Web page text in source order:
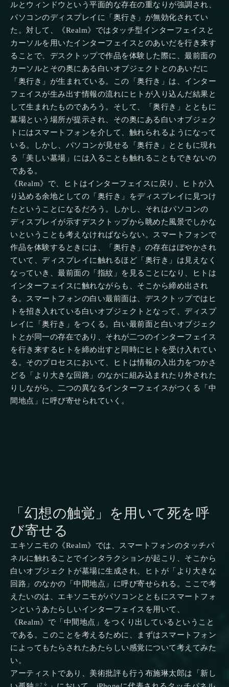
ルとウィンドウという平面的な存在の重なりが強調され、
パソコンのディスプレイに「奥行き」が無効化されてい
た。対して、《Realm》ではタッチ型インターフェイスと
カーソルを用いたインターフェイスとのあいだを行き来す
ることで、デスクトップで作品を体験した際に、最前面の
カーソルとその奥にある白いオブジェクトとのあいだに
「奥行き」が生まれている。この「奥行き」は、インター
フェイスが生み出す情報の流れにヒトが入り込んだ結果と
して生まれたものであろう。そして、「奥行き」とともに
墓場という場所が提示され、その奥にある白いオブジェク
トにはスマートフォンを介して、触れられるようになって
いる。しかし、パソコンが見せる「奥行き」とともに現れ
る「美しい墓場」には入ることも触れることもできないの
である。
《Realm》で、ヒトはインターフェイスに戻り、ヒトが入
り込める余地としての「奥行き」をディスプレイに見つけ
たということになるだろう。しかし、それはパソコンの
ディスプレイが示すデスクトップから眺めた風景でしかな
いということも考えなければならない。スマートフォンで
作品を体験するときには、「奥行き」の存在はぼやかされ
ていて、ディスプレイに触れるほど「奥行き」は見えなく
なっていき、最前面の「指紋」を見ることになり、ヒトは
インターフェイスに触れながらも、そこから締め出され
る。スマートフォンの白い最前面は、デスクトップではヒ
トを招き入れている白いオブジェクトとなって、ディスプ
レイに「奥行き」をつくる。白い最前面と白いオブジェク
トとが同一の存在であり、それが二つのインターフェイス
を行き来するヒトを締め出すと同時にヒトを受け入れてい
る。そのプロセスにおいて、ヒトは情報の入出力をつかさ
どる「より大きな回路」のなかに組み込まれたり外された
りしながら、二つの異なるインターフェイスがつくる「中
間地点」に呼び寄せられていく。
「幻想の触覚」を用いて死を呼
び寄せる
エキソニモの《Realm》では、スマートフォンのタッチパ
ネルに触れることでインタラクションが起こり、そこから
白いオブジェクトが墓場に生成され、ヒトが「より大きな
回路」のなかの「中間地点」に呼び寄せられる。ここで考
えたいのは、エキソニモがパソコンとともにスマートフォ
ンというあたらしいインターフェイスを用いて、
《Realm》で「中間地点」をつくり出しているということ
である。このことを考えるために、まずはスマートフォン
によってもたらされたあたらしい感覚について考えてみた
い。
アーティストであり、美術批評も行う布施琳太郎は「新し
※7